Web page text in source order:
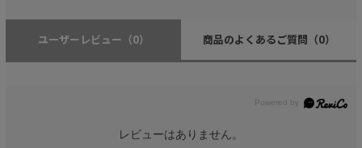
ユーザーレビュー （0） 商品のよくあるご質問 （0）
レビューはありません。